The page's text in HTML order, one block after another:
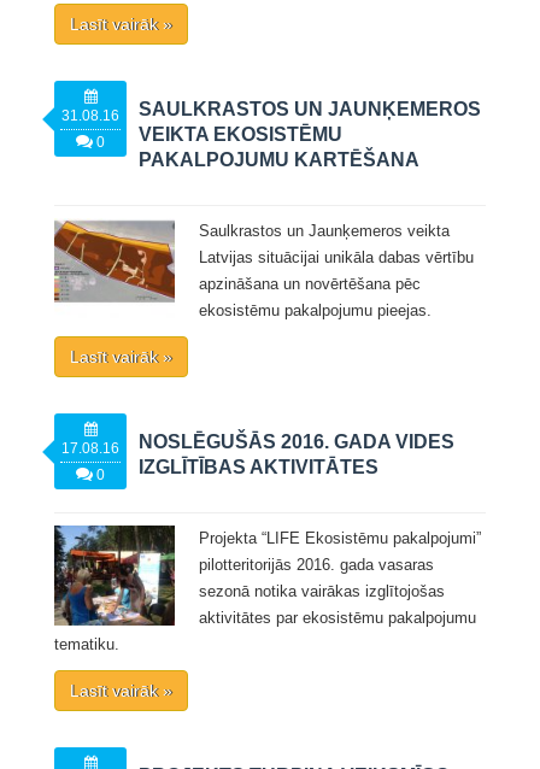
Lasīt vairāk »
31.08.16
0
SAULKRASTOS UN JAUNĶEMEROS
VEIKTA EKOSISTĒMU
PAKALPOJUMU KARTĒŠANA
Saulkrastos un Jaunķemeros veikta
Latvijas situācijai unikāla dabas vērtību
apzināšana un novērtēšana pēc
ekosistēmu pakalpojumu pieejas.
Lasīt vairāk »
17.08.16
0
NOSLĒGUŠĀS 2016. GADA VIDES
IZGLĪTĪBAS AKTIVITĀTES
Projekta “LIFE Ekosistēmu pakalpojumi”
pilotteritorijās 2016. gada vasaras
sezonā notika vairākas izglītojošas
aktivitātes par ekosistēmu pakalpojumu
tematiku.
Lasīt vairāk »